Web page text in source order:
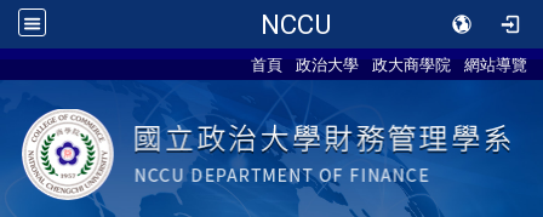
NCCU
首頁 政治大學 政大商學院 網站導覽